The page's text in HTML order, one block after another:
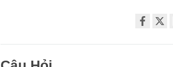
on